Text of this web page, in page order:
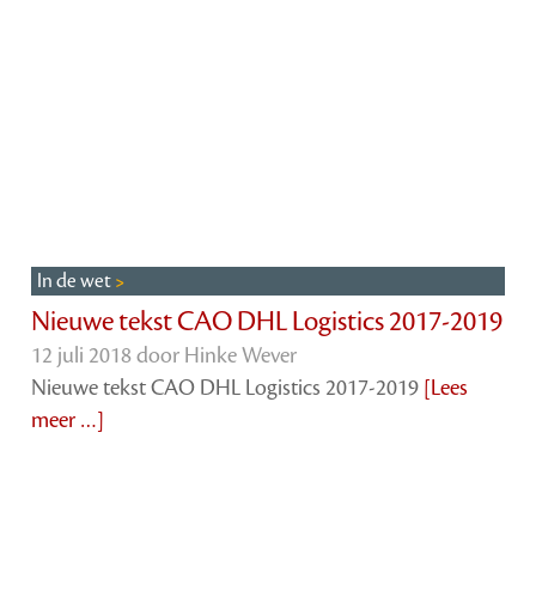
In de wet
Nieuwe tekst CAO DHL Logistics 2017-2019
12 juli 2018 door Hinke Wever
Nieuwe tekst CAO DHL Logistics 2017-2019 [Lees
meer …]